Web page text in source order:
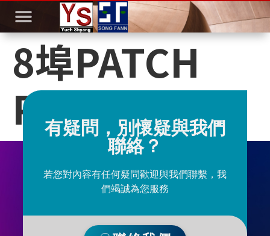
8埠PATCH
PANEL CAT5
有疑問，別懷疑與我們
聯絡？
若您對內容有任何疑問歡迎與我們聯繫，我
們竭誠為您服務